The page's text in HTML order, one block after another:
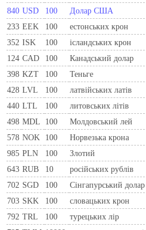
840 USD 100 Долар США
233 EEK 100 естонських крон
352 ISK 100 ісландських крон
124 CAD 100 Канадський долар
398 KZT 100 Теньге
428 LVL 100 латвійських латів
440 LTL 100 литовських літів
498 MDL 100 Молдовський лей
578 NOK 100 Норвезька крона
985 PLN 100 Злотий
643 RUB 10 російських рублів
702 SGD 100 Сінгапурський долар
703 SKK 100 словацьких крон
792 TRL 100 турецьких лір